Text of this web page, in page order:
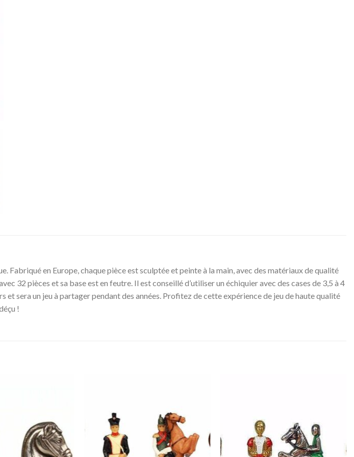
Fabriqué en Europe, chaque pièce est sculptée et peinte à la main, avec des matériaux de qualité
32 pièces et sa base est en feutre. Il est conseillé d’utiliser un échiquier avec des cases de 3,5 à 4
sera un jeu à partager pendant des années. Profitez de cette expérience de jeu de haute qualité
!